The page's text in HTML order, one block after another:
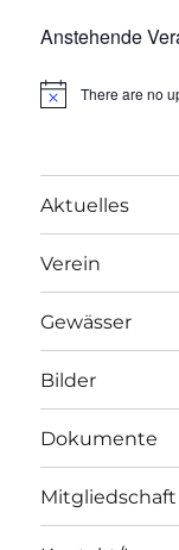
Anstehende
There are no
Aktuelles
Verein
Gewässer
Bilder
Dokumente
Mitgliedschaft